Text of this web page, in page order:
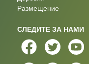
Размещение
СЛЕДИТЕ ЗА НАМИ